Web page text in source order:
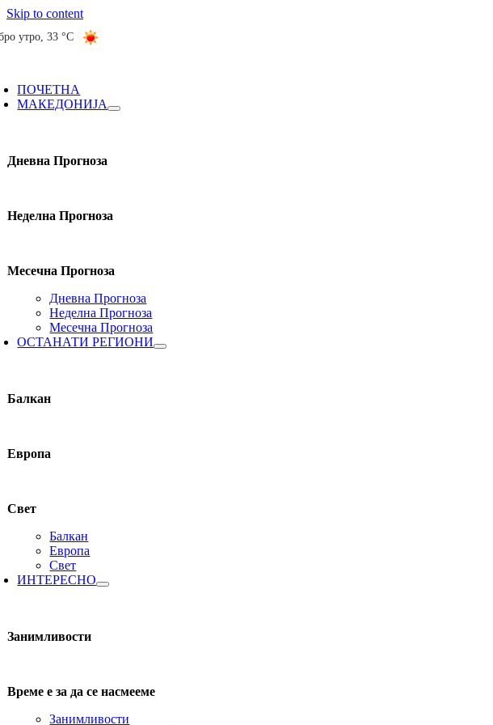
Skip to content
утро,33 °C
ПОЧЕТНА
МАКЕДОНИЈА
Дневна Прогноза
Неделна Прогноза
Месечна Прогноза
Дневна Прогноза
Неделна Прогноза
Месечна Прогноза
ОСТАНАТИ РЕГИОНИ
Балкан
Европа
Свет
Балкан
Европа
Свет
ИНТЕРЕСНО
Занимливости
Време е за да се насмееме
Занимливости